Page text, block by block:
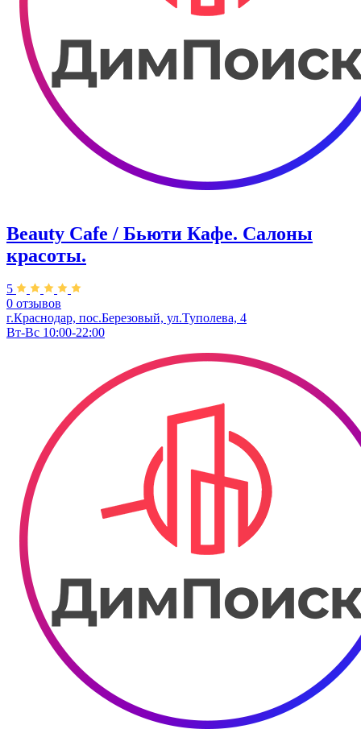
Beauty Cafe / Бьюти Кафе. Салоны
красоты.
5
0 отзывов
г.Краснодар, пос.Березовый, ул.Туполева, 4
Вт-Вс 10:00-22:00